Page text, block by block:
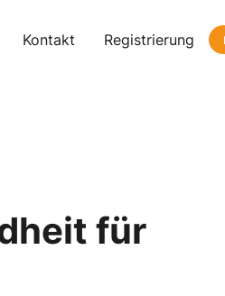
Kontakt Registrierung
für